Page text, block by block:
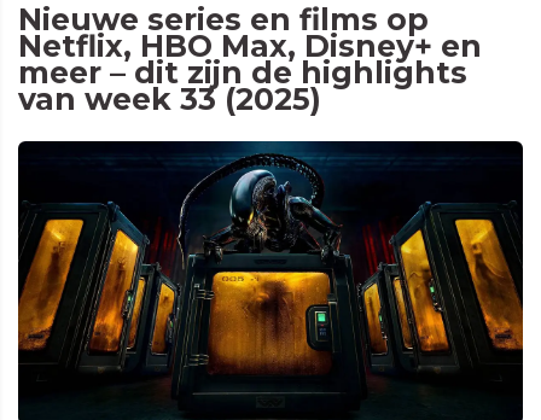
Nieuwe series en films op
Netflix, HBO Max, Disney+ en
meer – dit zijn de highlights
van week 33 (2025)